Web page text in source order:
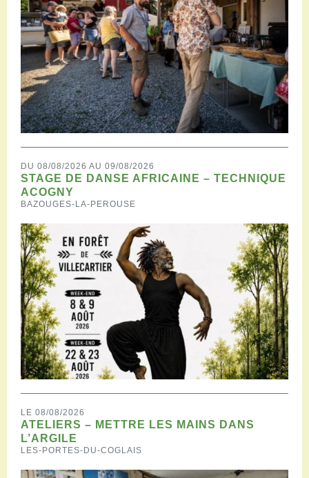
DU 08/08/2026 AU 09/08/2026
STAGE DE DANSE AFRICAINE – TECHNIQUE
ACOGNY
BAZOUGES-LA-PEROUSE
LE 08/08/2026
ATELIERS – METTRE LES MAINS DANS
L’ARGILE
LES-PORTES-DU-COGLAIS